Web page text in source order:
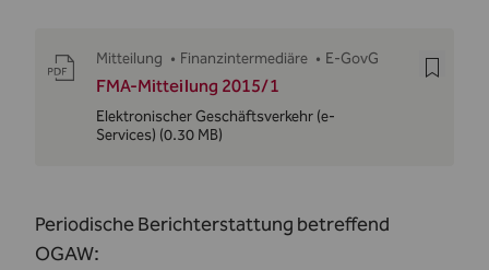
Mitteilung • Finanzintermediäre • E-GovG
FMA-Mitteilung 2015/1
Elektronischer Geschäftsverkehr (e-
Services) (0.30 MB)
Periodische Berichterstattung betreffend
OGAW: